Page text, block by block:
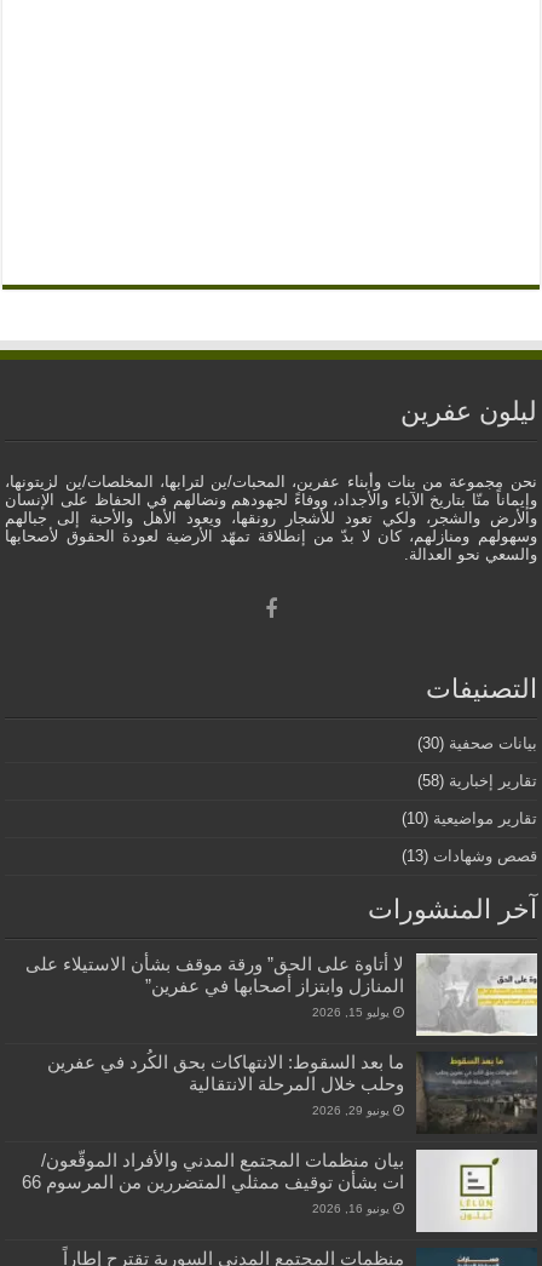
ليلون عفرين
نحن مجموعة من بنات وأبناء عفرين، المحبات/ين لترابها، المخلصات/ين لزيتونها،
وإيماناً منّا بتاريخ الآباء والأجداد، ووفاءً لجهودهم ونضالهم في الحفاظ على الإنسان
والأرض والشجر، ولكي تعود للأشجار رونقها، ويعود الأهل والأحبة إلى جبالهم
وسهولهم ومنازلهم، كان لا بدّ من إنطلاقة تمهّد الأرضية لعودة الحقوق لأصحابها
والسعي نحو العدالة.
التصنيفات
بيانات صحفية (30)
تقارير إخبارية (58)
تقارير مواضيعية (10)
قصص وشهادات (13)
آخر المنشورات
لا أتاوة على الحق” ورقة موقف بشأن الاستيلاء على
المنازل وابتزاز أصحابها في عفرين”
يوليو 15, 2026
ما بعد السقوط: الانتهاكات بحق الكُرد في عفرين
وحلب خلال المرحلة الانتقالية
يونيو 29, 2026
بيان منظمات المجتمع المدني والأفراد الموقّعون/
ات بشأن توقيف ممثلي المتضررين من المرسوم 66
يونيو 16, 2026
منظمات المجتمع المدني السورية تقترح إطاراً